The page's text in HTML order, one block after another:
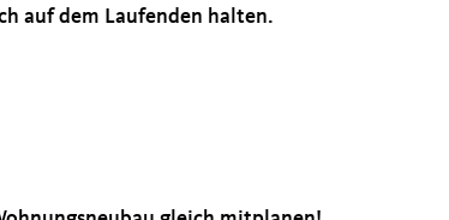
auf dem Laufenden halten.